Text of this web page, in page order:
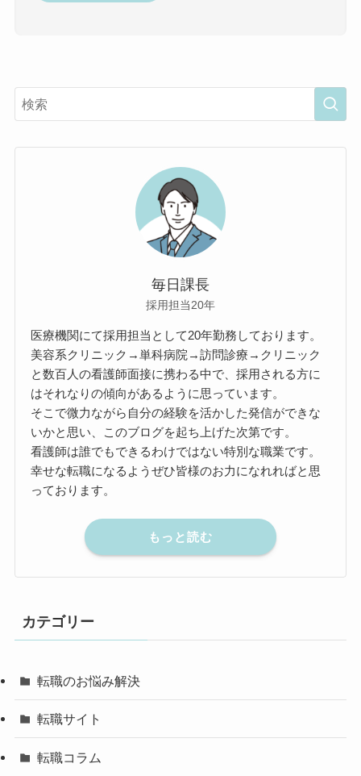
毎日課長
採用担当20年
医療機関にて採用担当として20年勤務しております。
美容系クリニック→単科病院→訪問診療→クリニック
と数百人の看護師面接に携わる中で、採用される方に
はそれなりの傾向があるように思っています。
そこで微力ながら自分の経験を活かした発信ができな
いかと思い、このブログを起ち上げた次第です。
看護師は誰でもできるわけではない特別な職業です。
幸せな転職になるようぜひ皆様のお力になれればと思
っております。
もっと読む
カテゴリー
転職のお悩み解決
転職サイト
転職コラム